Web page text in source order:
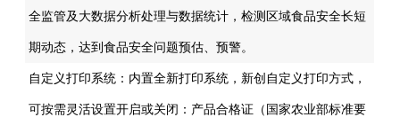
全监管及大数据分析处理与数据统计，检测区域食品安全长短
期动态，达到食品安全问题预估、预警。
自定义打印系统：内置全新打印系统，新创自定义打印方式，
可按需灵活设置开启或关闭：产品合格证（国家农业部标准要